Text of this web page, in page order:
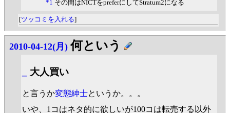
*1 その間はNICTをpreferにしてStratum2になる
[ツッコミを入れる]
2010-04-12(月) 何という
大人買い
と言うか変態紳士というか。。。
いや、1コはネタ的に欲しいが100コは転売する以外